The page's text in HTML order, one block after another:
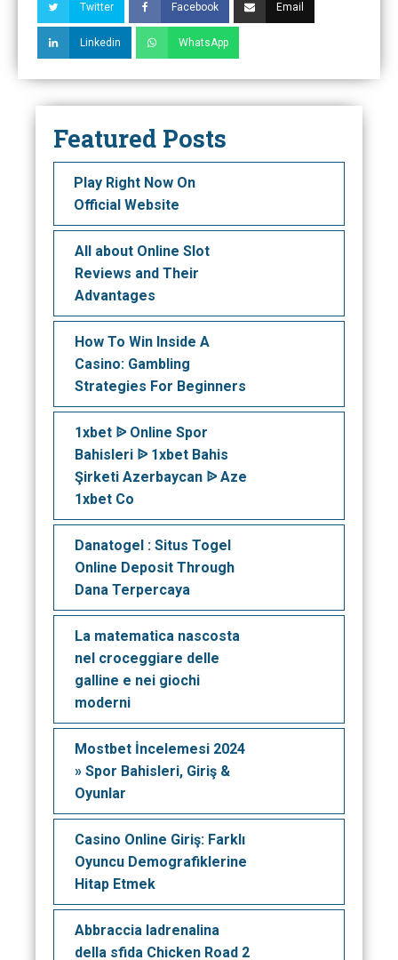
Twitter Facebook Email
Linkedin WhatsApp
Featured Posts
Play Right Now On
Official Website
All about Online Slot
Reviews and Their
Advantages
How To Win Inside A
Casino: Gambling
Strategies For Beginners
1xbet ᐉ Online Spor
Bahisleri ᐉ 1xbet Bahis
Şirketi Azerbaycan ᐉ Aze
1xbet Co
Danatogel : Situs Togel
Online Deposit Through
Dana Terpercaya
La matematica nascosta
nel croceggiare delle
galline e nei giochi
moderni
Mostbet İncelemesi 2024
» Spor Bahisleri, Giriş &
Oyunlar
Casino Online Giriş: Farklı
Oyuncu Demografiklerine
Hitap Etmek
Abbraccia ladrenalina
della sfida Chicken Road 2